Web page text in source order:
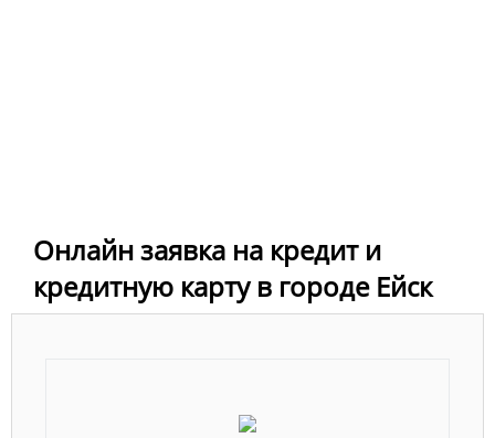
Онлайн заявка на кредит и
кредитную карту в городе Ейск